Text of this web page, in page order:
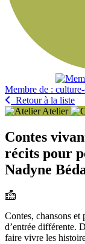
Membre de :
Retour à la liste
Atelier
Contes
récits pour
Nadyne
Contes, chansons
d’entrée différente.
faire vivre les